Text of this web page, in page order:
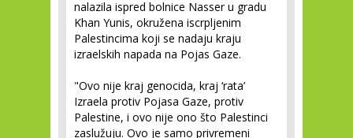
nalazila ispred bolnice Nasser u gradu
Khan Yunis, okružena iscrpljenim
Palestincima koji se nadaju kraju
izraelskih napada na Pojas Gaze.
"Ovo nije kraj genocida, kraj ‘rata’
Izraela protiv Pojasa Gaze, protiv
Palestine, i ovo nije ono što Palestinci
zaslužuju. Ovo je samo privremeni